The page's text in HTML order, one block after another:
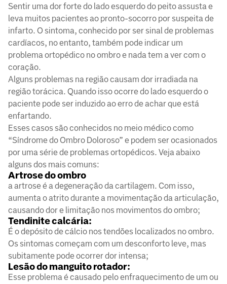
Sentir uma dor forte do lado esquerdo do peito assusta e
leva muitos pacientes ao pronto-socorro por suspeita de
infarto. O sintoma, conhecido por ser sinal de problemas
cardíacos, no entanto, também pode indicar um
problema ortopédico no ombro e nada tem a ver com o
coração.
Alguns problemas na região causam dor irradiada na
região torácica. Quando isso ocorre do lado esquerdo o
paciente pode ser induzido ao erro de achar que está
enfartando.
Esses casos são conhecidos no meio médico como
“Síndrome do Ombro Doloroso” e podem ser ocasionados
por uma série de problemas ortopédicos. Veja abaixo
alguns dos mais comuns:
Artrose do ombro
a artrose é a degeneração da cartilagem. Com isso,
aumenta o atrito durante a movimentação da articulação,
causando dor e limitação nos movimentos do ombro;
Tendinite calcária:
É o depósito de cálcio nos tendões localizados no ombro.
Os sintomas começam com um desconforto leve, mas
subitamente pode ocorrer dor intensa;
Lesão do manguito rotador:
Esse problema é causado pelo enfraquecimento de um ou